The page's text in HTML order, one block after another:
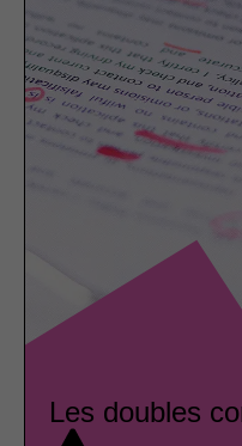
Les doubles